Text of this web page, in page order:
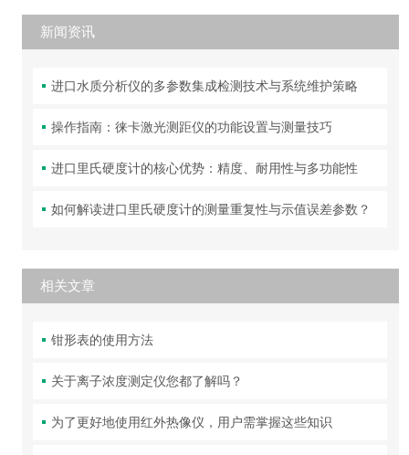
新闻资讯
进口水质分析仪的多参数集成检测技术与系统维护策略
操作指南：徕卡激光测距仪的功能设置与测量技巧
进口里氏硬度计的核心优势：精度、耐用性与多功能性
如何解读进口里氏硬度计的测量重复性与示值误差参数？
相关文章
钳形表的使用方法
关于离子浓度测定仪您都了解吗？
为了更好地使用红外热像仪，用户需掌握这些知识